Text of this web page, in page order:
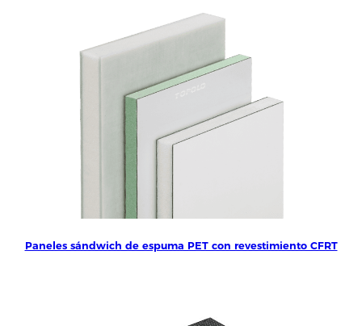
Paneles sándwich de espuma PET con revestimiento CFRT